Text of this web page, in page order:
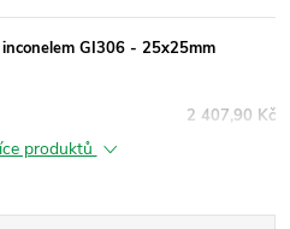
GI306 - 25x25mm
2 407,90 Kč
produktů